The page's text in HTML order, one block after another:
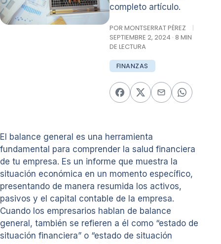
completo artículo.
POR MONTSERRAT PÉREZ
|
SEPTIEMBRE 2, 2024 · 8 MIN
DE LECTURA
FINANZAS
El balance general es una herramienta
fundamental para comprender la salud financiera
de tu empresa. Es un informe que muestra la
situación económica en un momento específico,
presentando de manera resumida los activos,
pasivos y el capital contable de la empresa.
Cuando los empresarios hablan de balance
general, también se refieren a él como “estado de
situación financiera” o “estado de situación